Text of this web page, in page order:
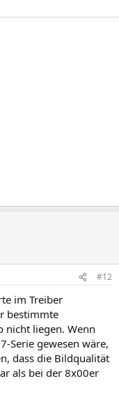
#12
im Treiber
bestimmte
nicht liegen. Wenn
Serie gewesen wäre,
dass die Bildqualität
als bei der 8x00er